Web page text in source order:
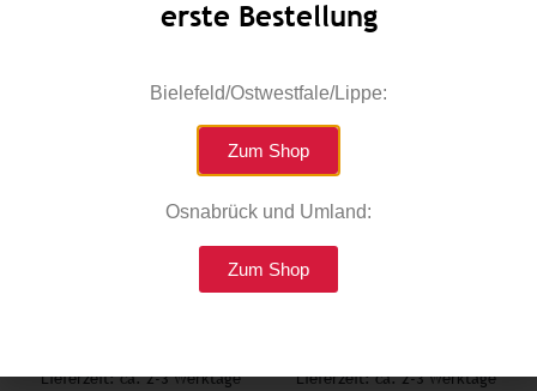
Lieferzeit: ca. 2-3 Werktage
Lieferzeit: ca. 2-3 Werktage
erste Bestellung
Bielefeld/Ostwestfale/Lippe:
Zum Shop
Osnabrück und Umland:
Zum Shop